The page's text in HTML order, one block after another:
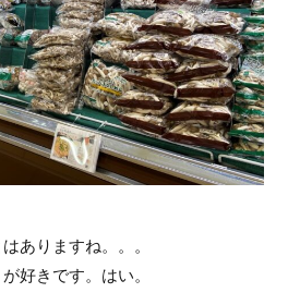
ありますね。。。
好きです。はい。